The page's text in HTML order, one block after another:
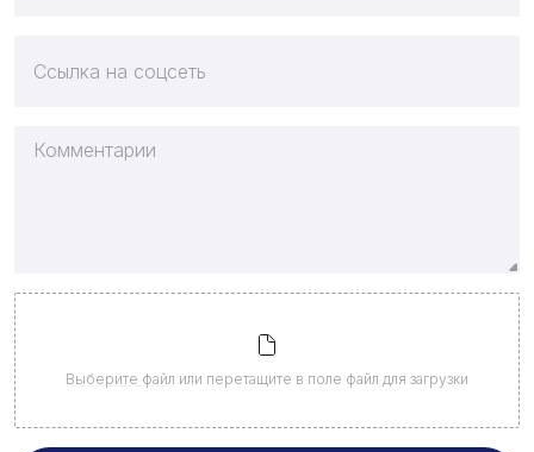
Выберите файл или перетащите в поле файл для загрузки